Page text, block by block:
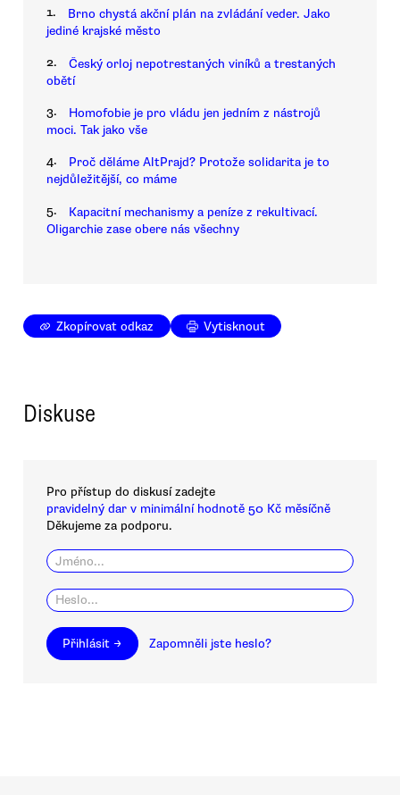
1.
Brno chystá akční plán na zvládání veder. Jako
jediné krajské město
2.
Český orloj nepotrestaných viníků a trestaných
obětí
3.
Homofobie je pro vládu jen jedním z nástrojů
moci. Tak jako vše
4.
Proč děláme AltPrajd? Protože solidarita je to
nejdůležitější, co máme
5.
Kapacitní mechanismy a peníze z rekultivací.
Oligarchie zase obere nás všechny
Zkopírovat odkaz Vytisknout
Diskuse
Pro přístup do diskusí zadejte
pravidelný dar v minimální hodnotě 50 Kč měsíčně
Děkujeme za podporu.
Přihlásit → Zapomněli jste heslo?